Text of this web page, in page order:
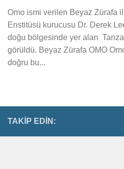
Omo ismi verilen Beyaz Zürafa
Enstitüsü kurucusu Dr. Derek
doğu bölgesinde yer alan
görüldü. Beyaz Zürafa OMO
doğru bu...
TAKIP EDIN: